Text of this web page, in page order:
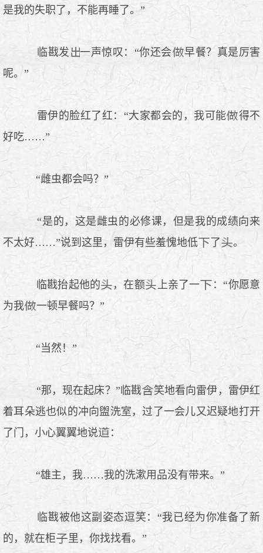
是我的失职了，不能再睡了。”
临戡发 一声惊叹：“你还会
早餐？真是厉害
呢。”
雷伊的脸红了红：“大家都会的，我可能
得不
好吃……”
“雌虫都会吗？”
“是的，这是雌虫的必修课，但是我的成绩向来
不太好……”说到这里，雷伊有些羞愧地低
了 。
临戡抬起他的 ，在额 上亲了一
：“你愿意
为我
一顿早餐吗？”
“当然！”
“那，现在起床？”临戡
笑地看向雷伊，雷伊红
着耳朵逃也似的冲向盥洗室，过了一会儿又迟疑地打开
了门，小心翼翼地说
：
“雄主，我……我的洗漱用品没有带来。”
临戡被他这副姿态逗笑：“我已经为你准备了新
的，就在柜
里，你找找看。”